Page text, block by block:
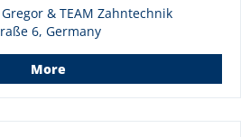
& TEAM Zahntechnik
6, Germany
More